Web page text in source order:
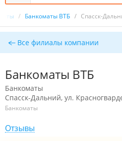
/ Банкоматы ВТБ / Спасск-
Все филиалы компании
Банкоматы ВТБ
Банкоматы
Спасск-Дальний, ул.
Банкоматы
Отзывы